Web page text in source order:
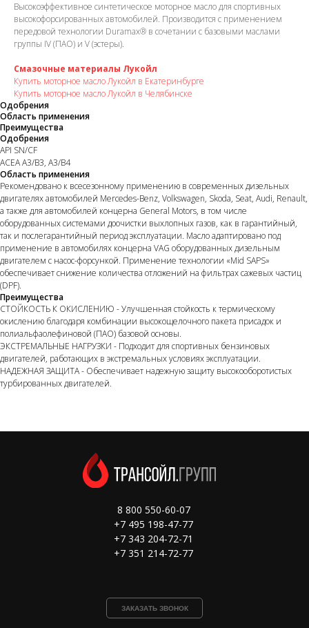
Высокоэффективное синтетическое моторное масло для спортивных
высокофорсированных автомобилей. Производится с применением
передовой технологии Duramax® в сочетании с базовыми маслами
группы IV (ПАО) и V (эстеры).
Смазочные материалы Лукойл
Купить моторное масло Лукойл в Екатеринбурге
Купить моторное масло Лукойл в Челябинске
Одобрения
Область применения
Преимущества
Одобрения
API SN/CF
ACEA A3/B3, A3/B4
Область применения
Рекомендовано к всесезонному применению в современных дизельных
двигателях автомобилей Mercedes-Benz, Volkswagen, Skoda, Seat, Audi, Renault,
а также для автомобилей концерна General Motors, в том числе
оборудованных системами доочистки выхлопных газов, как в гарантийный,
так и послегарантийный период эксплуатации. Масло адаптировано под
применение в автомобилях концерна VAG оборудованных дизельным
двигателем с насос-форсункой. Применение технологии «Mid SAPS»
обеспечивает снижение количества отложений на фильтрах сажевых частиц
(DPF).
Преимущества
СТОЙКОСТЬ К ОКИСЛЕНИЮ - Улучшенная стойкость к термическому
окислению благодаря комбинации высокощелочного пакета присадок и
полиальфаолефиновой (ПАО) базовой основы.
ЭКСТРЕМАЛЬНЫЕ НАГРУЗКИ - Подходит для спортивных бензиновых
двигателей, работающих в экстремальных условиях эксплуатации.
НАДЕЖНАЯ ЗАЩИТА - Обеспечивает надежную защиту высокооборотистых
турбированных двигателей.
8 800 550-60-07
+7 495 198-47-77
+7 343 204-72-71
+7 351 214-72-77
ЗАКАЗАТЬ ЗВОНОК